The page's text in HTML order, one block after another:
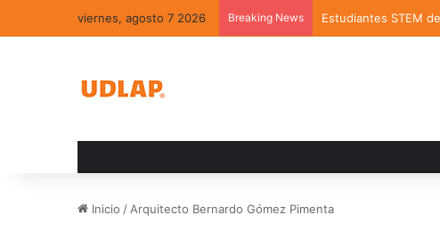
viernes, agosto 7 2026 Breaking News Estudiantes STEM
Inicio / Arquitecto Bernardo Gómez Pimenta